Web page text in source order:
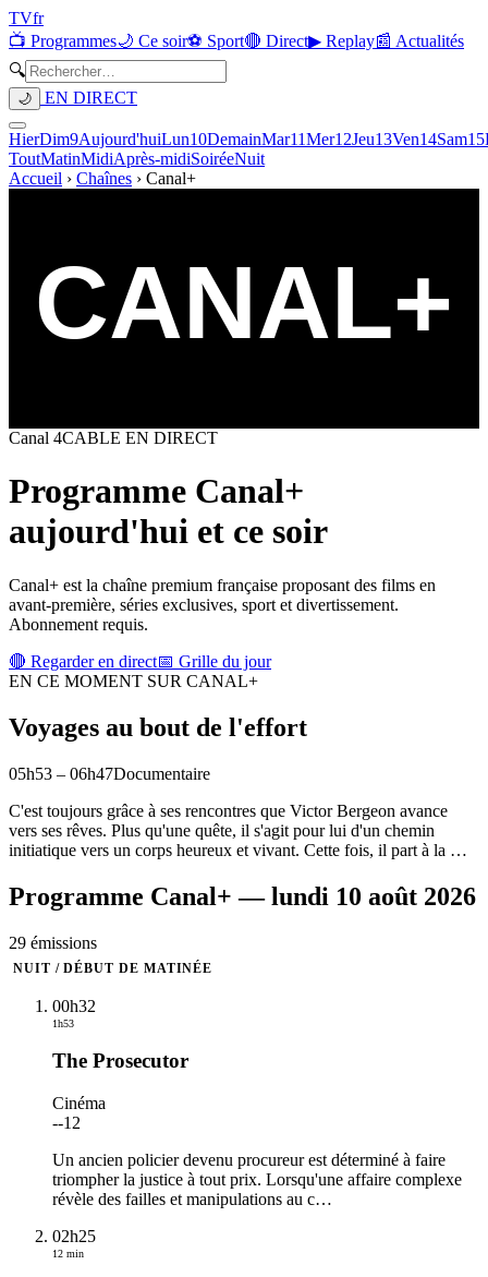
TVfr
📺 Programmes🌙 Ce soir⚽ Sport🔴 Direct▶ Replay📰 Actualités
🔍
🌙 EN DIRECT
HierDim9Aujourd'huiLun10DemainMar11Mer12Jeu13Ven14Sam15
ToutMatinMidiAprès-midiSoiréeNuit
Accueil › Chaînes › Canal+
Canal 4CABLE EN DIRECT
Programme Canal+
aujourd'hui et ce soir
Canal+ est la chaîne premium française proposant des films en
avant-première, séries exclusives, sport et divertissement.
Abonnement requis.
🔴 Regarder en direct📅 Grille du jour
EN CE MOMENT SUR CANAL+
Voyages au bout de l'effort
05h53 – 06h47Documentaire
C'est toujours grâce à ses rencontres que Victor Bergeon avance
vers ses rêves. Plus qu'une quête, il s'agit pour lui d'un chemin
initiatique vers un corps heureux et vivant. Cette fois, il part à la …
Programme Canal+ —lundi 10 août 2026
29 émissions
NUIT / DÉBUT DE MATINÉE
00h32
1h53
The Prosecutor
Cinéma
--12
Un ancien policier devenu procureur est déterminé à faire
triompher la justice à tout prix. Lorsqu'une affaire complexe
révèle des failles et manipulations au c…
02h25
12 min